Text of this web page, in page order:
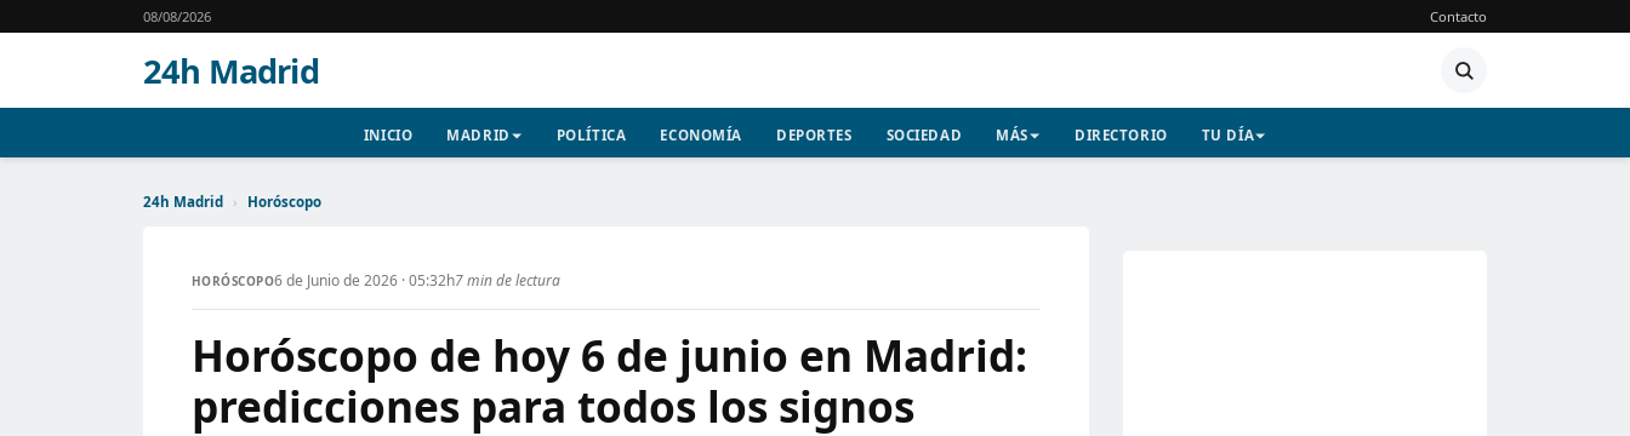
08/08/2026 Contacto
24h Madrid
INICIO MADRID POLÍTICA ECONOMÍA DEPORTES SOCIEDAD MÁS DIRECTORIO TU DÍA
24h Madrid › Horóscopo
HORÓSCOPO6 de Junio de 2026 · 05:32h7 min de lectura
Horóscopo de hoy 6 de junio en Madrid:
predicciones para todos los signos